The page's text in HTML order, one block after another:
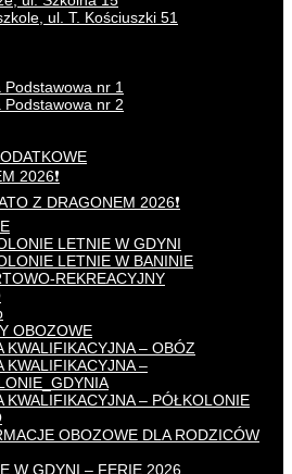
ul. T. Kościuszki 51
Podstawowa nr 1
Podstawowa nr 2
2026❗
Z DRAGONEM 2026❗
LETNIE W GDYNI
LETNIE W BANINIE
REKREACYJNY
OBOZOWE
KWALIFIKACYJNA – OBÓZ
KWALIFIKACYJNA –
KWALIFIKACYJNA – PÓŁKOLONIE
OBOZOWE DLA RODZICÓW
W GDYNI – FERIE 2026